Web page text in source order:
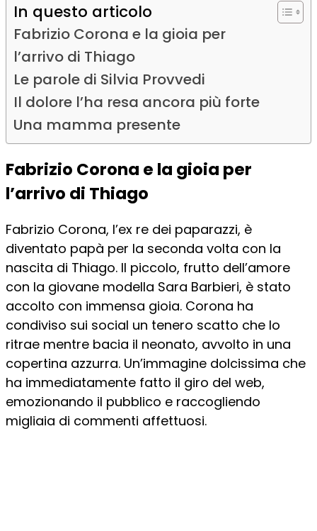
In questo articolo
Fabrizio Corona e la gioia per
l’arrivo di Thiago
Le parole di Silvia Provvedi
Il dolore l’ha resa ancora più forte
Una mamma presente
Fabrizio Corona e la gioia per
l’arrivo di Thiago
Fabrizio Corona, l’ex re dei paparazzi, è
diventato papà per la seconda volta con la
nascita di Thiago. Il piccolo, frutto dell’amore
con la giovane modella Sara Barbieri, è stato
accolto con immensa gioia. Corona ha
condiviso sui social un tenero scatto che lo
ritrae mentre bacia il neonato, avvolto in una
copertina azzurra. Un’immagine dolcissima che
ha immediatamente fatto il giro del web,
emozionando il pubblico e raccogliendo
migliaia di commenti affettuosi.